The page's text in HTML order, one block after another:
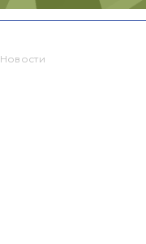
Новости